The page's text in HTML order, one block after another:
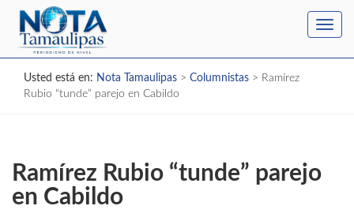
Usted está en: Nota Tamaulipas > Columnistas > Ramírez
Rubio “tunde” parejo en Cabildo
Ramírez Rubio “tunde” parejo
en Cabildo